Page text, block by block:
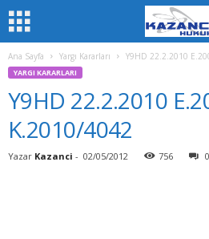
Ana Sayfa Yargı Kararları Y9HD 22.2.2010
YARGI KARARLARI
Y9HD 22.2.2010
K.2010/4042
Yazar Kazanci - 02/05/2012 756 0